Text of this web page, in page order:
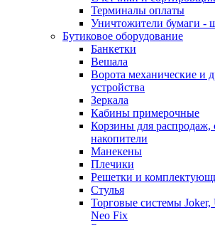
Терминалы оплаты
Уничтожители бумаги -
Бутиковое оборудование
Банкетки
Вешала
Ворота механические и
устройства
Зеркала
Кабины примерочные
Корзины для распродаж,
накопители
Манекены
Плечики
Решетки и
Стулья
Торговые системы
Neo Fix